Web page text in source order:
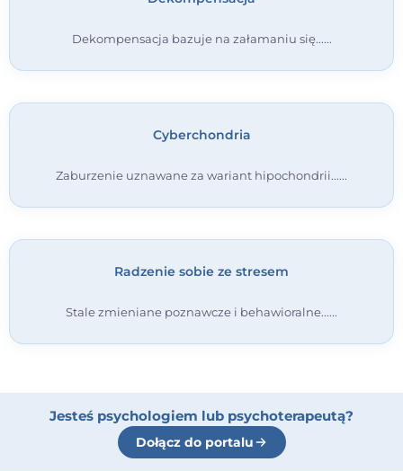
Dekompensacja bazuje na załamaniu się...
Cyberchondria
Zaburzenie uznawane za wariant hipochondrii...
Radzenie sobie ze stresem
Stale zmieniane poznawcze i behawioralne...
Jesteś psychologiem lub psychoterapeutą?
Dołącz do portalu